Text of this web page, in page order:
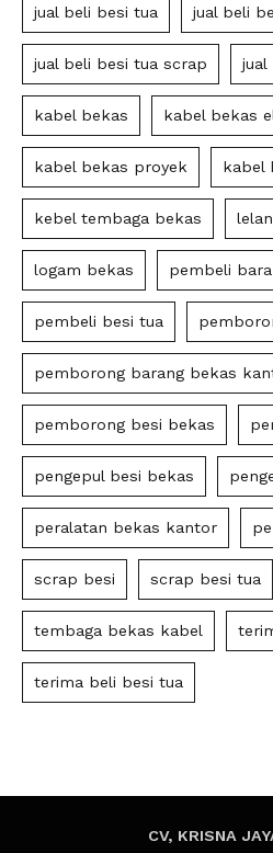
jual beli besi tua jual beli
jual beli besi tua scrap jual
kabel bekas kabel bekas
kabel bekas proyek kabel
kebel tembaga bekas
logam bekas pembeli
pembeli besi tua
pemborong barang bekas
pemborong besi bekas
pengepul besi bekas
peralatan bekas kantor
scrap besi scrap besi tua
tembaga bekas kabel
terima beli besi tua
CV, KRISNA